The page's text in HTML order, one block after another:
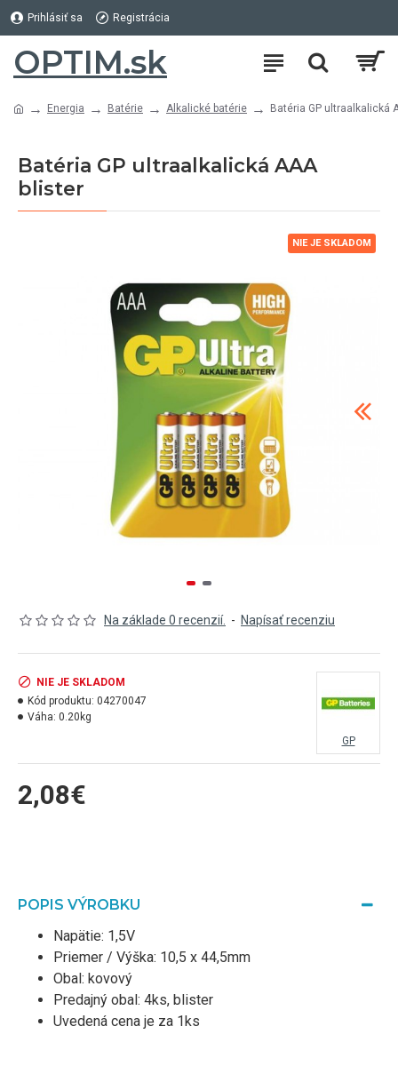
Prihlásiť sa Registrácia
OPTIM.sk
Energia Batérie Alkalické batérie Batéria GP ultraalkalická
Batéria GP ultraalkalická AAA
blister
NIE JE SKLADOM
Na základe 0 recenzií. - Napísať recenziu
2,08€
NIE JE SKLADOM
Kód produktu: 04270047
Váha: 0.20kg
GP
POPIS VÝROBKU
Napätie: 1,5V
Priemer / Výška: 10,5 x 44,5mm
Obal: kovový
Predajný obal: 4ks, blister
Uvedená cena je za 1ks